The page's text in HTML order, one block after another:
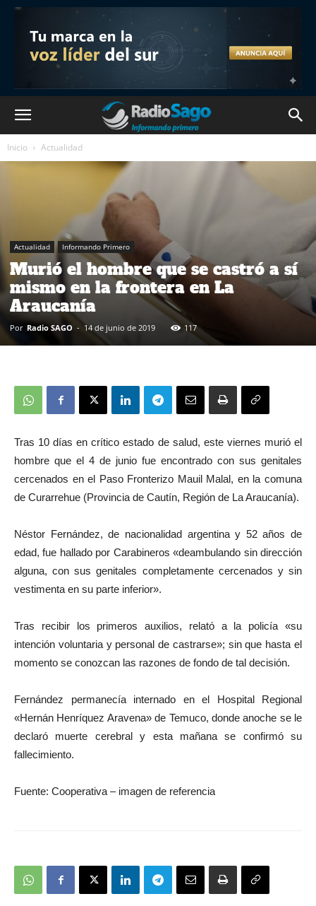
Inicio Actualidad
Actualidad Informando Primero
Murió el hombre que se castró a sí
mismo en la frontera en La
Araucanía
Por Radio SAGO - 14 de junio de 2019 117
Tras 10 días en crítico estado de salud, este viernes murió el
hombre que el 4 de junio fue encontrado con sus genitales
cercenados en el Paso Fronterizo Mauil Malal, en la comuna
de Curarrehue (Provincia de Cautín, Región de La Araucanía).
Néstor Fernández, de nacionalidad argentina y 52 años de
edad, fue hallado por Carabineros «deambulando sin dirección
alguna, con sus genitales completamente cercenados y sin
vestimenta en su parte inferior».
Tras recibir los primeros auxilios, relató a la policía «su
intención voluntaria y personal de castrarse»; sin que hasta el
momento se conozcan las razones de fondo de tal decisión.
Fernández permanecía internado en el Hospital Regional
«Hernán Henríquez Aravena» de Temuco, donde anoche se le
declaró muerte cerebral y esta mañana se confirmó su
fallecimiento.
Fuente: Cooperativa – imagen de referencia